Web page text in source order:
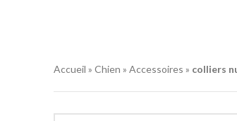
Accueil » Chien » Accessoires » colliers